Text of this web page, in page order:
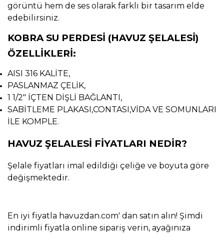
görüntü hem de ses olarak farklı bir tasarım elde
edebilirsiniz.
KOBRA SU PERDESİ (HAVUZ ŞELALESİ)
ÖZELLİKLERİ:
AISI 316 KALİTE,
PASLANMAZ ÇELİK,
1 1/2" İÇTEN DİŞLİ BAĞLANTI,
SABİTLEME PLAKASI,CONTASI,VİDA VE SOMUNLARI
İLE KOMPLE.
HAVUZ ŞELALESİ FİYATLARI NEDİR?
Şelale fiyatları imal edildiği çeliğe ve boyuta göre
değişmektedir.
En iyi fiyatla havuzdan.com' dan satın alın! Şimdi
indirimli fiyatla online sipariş verin, ayağınıza